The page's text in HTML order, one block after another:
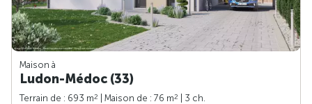
Maison à
Ludon-Médoc (33)
Terrain de : 693 m2 | Maison de : 76 m2
| 3 ch.